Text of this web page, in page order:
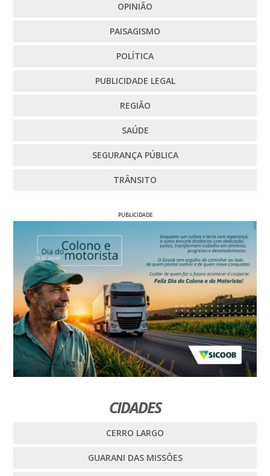
OPINIÃO
PAISAGISMO
POLÍTICA
PUBLICIDADE LEGAL
REGIÃO
SAÚDE
SEGURANÇA PÚBLICA
TRÂNSITO
PUBLICIDADE
CIDADES
CERRO LARGO
GUARANI DAS MISSÕES